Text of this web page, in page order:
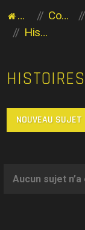
Accueil du
Communauté des Planaviens
Histoires Interactives
NOUVEAU SUJET
Aucun sujet